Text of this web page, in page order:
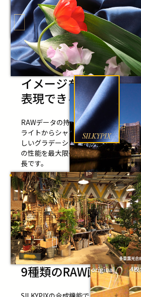
SILKYPIXは独自の広色域な3Dカラー
色再現をおこなうことで、どの色相に
良い色再現を実現しています。明るさ
ラストなどを調整しても画質劣化が無
な写真を誰でも簡単に手に入れること
"RAW現像"をもっと詳
イメージをあますと
表現できる階調性
RAWデータの持つ情報量を最大限引き
ライトからシャドー、そして再現が難
しいグラデーション表現を実現します
の性能を最大限引き出すことができる
長です。
暗いシーンに強い、
ノイズリダクション
SILKYPIXでは独自開発のアルゴリズム
で発生するざらつきなどのノイズを除
真がぼやける副作用を抑え高ISO感度
ます。
9種類のRAW画像合成